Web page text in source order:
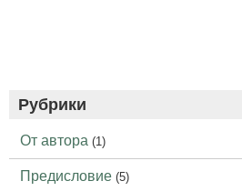
Рубрики
От автора (1)
Предисловие (5)